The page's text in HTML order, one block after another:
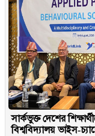
সার্কভুক্ত দেশের
বিশ্ববিদ্যালয় ভাইস-